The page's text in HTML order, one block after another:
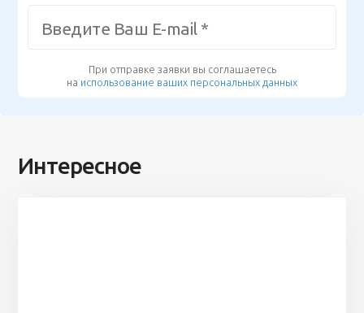
При отправке заявки вы соглашаетесь
на использование ваших персональных данных
Интересное